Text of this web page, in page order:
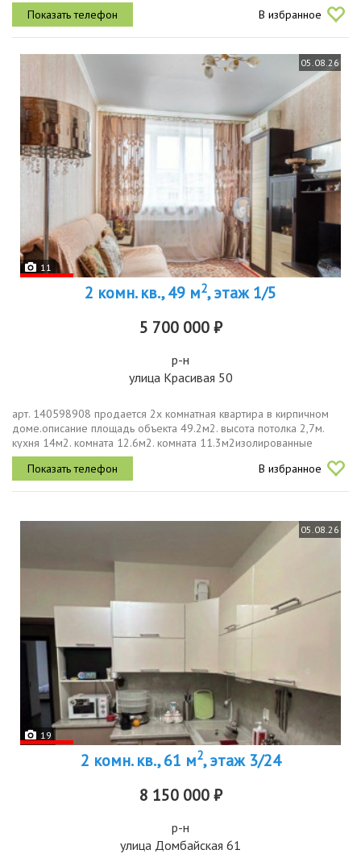
спальня с мягким ковролином, светлая просторная гостиная диван
раскладывается в...
В избранное
05.08.26
11
2 комн. кв., 49 м2, этаж 1/5
5 700 000 ₽
р-н
улица Красивая 50
арт. 140598908 продается 2х комнатная квартира в кирпичном
доме.описание площадь объекта 49.2м2. высота потолка 2,7м.
кухня 14м2. комната 12.6м2. комната 11.3м2изолированные
комнаты. ремонт косметический. меблирована. оборудован
кондиционером....
В избранное
05.08.26
19
2 комн. кв., 61 м2, этаж 3/24
8 150 000 ₽
р-н
улица Домбайская 61